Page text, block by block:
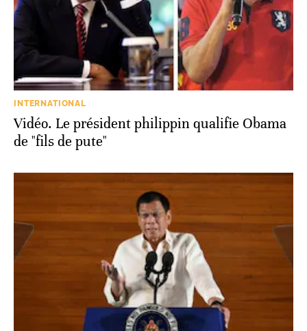
INTERNATIONAL
Vidéo. Le président philippin qualifie Obama
de "fils de pute"